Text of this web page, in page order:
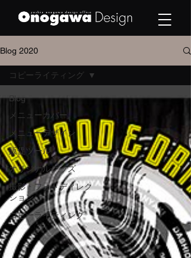
Blog 2020
Blog
メニューカバー
メニューデザイン
販促ツール
オリジナルグッズ
撮影・フォトディレク
ション
コピーライティング
コピーライティング